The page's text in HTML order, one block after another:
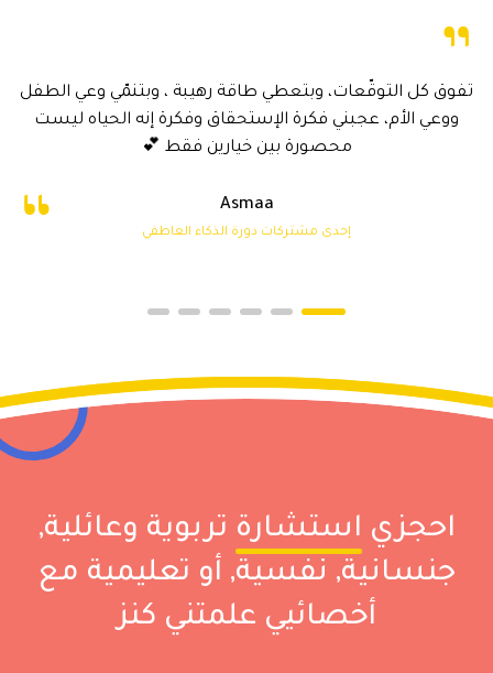
”
تفوق كل التوقّعات، وبتعطي طاقة رهيبة ، وبتنمّي وعي الطفل
ووعي الأم، عجبني فكرة الإستحقاق وفكرة إنه الحياه ليست
محصورة بين خيارين فقط 💕
” Asmaa
إحدى مشتركات دورة الذكاء العاطفي
احجزي استشارة تربوية وعائلية,
جنسانية, نفسية, أو تعليمية مع
أخصائيي علمتني كنز